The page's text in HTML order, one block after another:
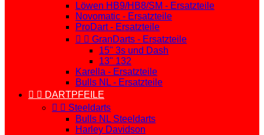
Löwen HB9/HB8/SM - Ersatzteile
Novomatic - Ersatzteile
ProDart - Ersatzteile
  GranDarts - Ersatzteile
15" 3s und Dash
13" 132
Karella - Ersatzteile
Bulls NL - Ersatzteile
  DARTPFEILE
  Steeldarts
Bulls NL Steeldarts
Harley Davidson